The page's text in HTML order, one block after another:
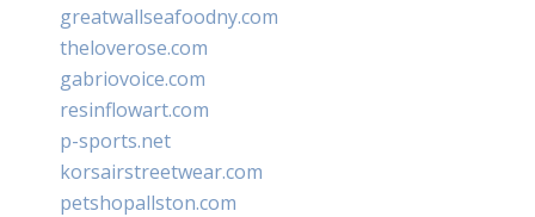
greatwallseafoodny.com
theloverose.com
gabriovoice.com
resinflowart.com
p-sports.net
korsairstreetwear.com
petshopallston.com